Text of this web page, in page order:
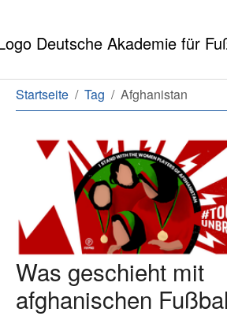
Sie sind hier:
Startseite Tag Afghanistan
Was geschieht mit
afghanischen